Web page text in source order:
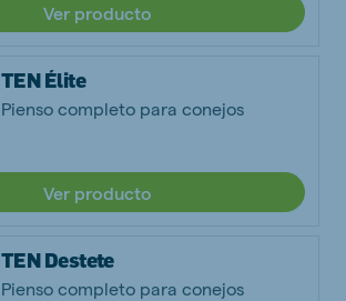
Ver producto
TEN Élite
Pienso completo para conejos
Ver producto
TEN Destete
Pienso completo para conejos